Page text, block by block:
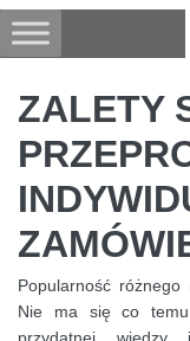
ZALETY
Popularność
Nie ma się co